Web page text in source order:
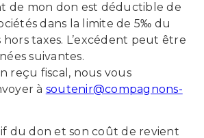
de mon don est déductible de
dans la limite de 5‰ du
hors taxes. L’excédent peut être
suivantes.
reçu fiscal, nous vous
à soutenir@compagnons-
du don et son coût de revient